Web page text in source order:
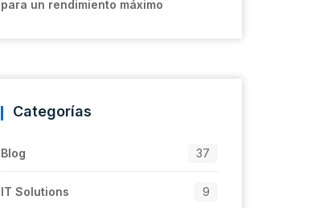
para un rendimiento máximo
Categorías
Blog 37
IT Solutions 9